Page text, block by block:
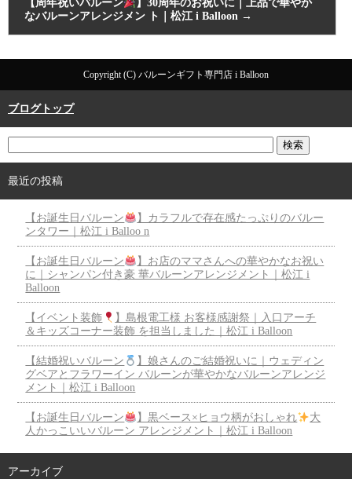
【周年祝いバルーン
】30周年のお祝いに｜上品で華やか
なバルーンアレンジメン ト｜松江 i Balloon →
Copyright (C) バルーンギフト専門店 i Balloon
ブログトップ
最近の投稿
【お誕生日バルーン
】カラフルで存在感たっぷりのバルー
ンタワー｜松江 i Balloo n
【お誕生日バルーン
】お店のママさんへの華やかなお祝い
に｜シャンパン付き豪 華バルーンアレンジメント｜松江 i
Balloon
【イベント装飾
】島根電工様 お客様感謝祭｜入口アーチ
＆キッズコーナー装飾 を担当しました｜松江 i Balloon
【結婚祝いバルーン
】娘さんのご結婚祝いに｜ウェディン
グベアとフラワーイン バルーンが華やかなバルーンアレンジ
メント｜松江 i Balloon
【お誕生日バルーン 】黒ベース×ヒョウ柄がおしゃれ
大
人かっこいいバルーン アレンジメント｜松江 i Balloon
アーカイブ